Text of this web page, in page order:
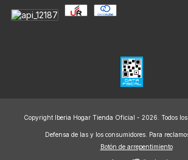
Copyright Iberia Hogar Tienda Oficial - 2026. Todos los
Defensa de las y los consumidores. Para
Botón de arrepentimiento